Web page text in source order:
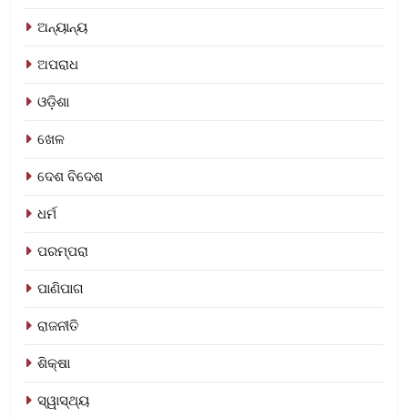
ଅନ୍ୟାନ୍ୟ
ଅପରାଧ
ଓଡ଼ିଶା
ଖେଳ
ଦେଶ ବିଦେଶ
ଧର୍ମ
ପରମ୍ପରା
ପାଣିପାଗ
ରାଜନୀତି
ଶିକ୍ଷା
ସ୍ୱାସ୍ଥ୍ୟ